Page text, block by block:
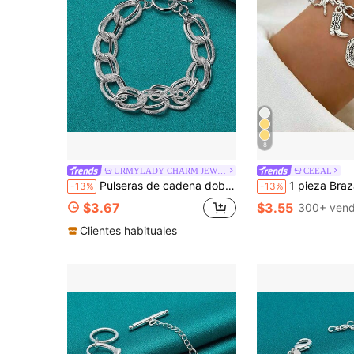
URMYLADY CHARM JEWELRY
-13% Pulseras de cadena doble retorcida chapadas en plata 925 hermosas para mujer, accesorios de moda para fiesta, boda, joyería, regalos de vacaciones
$3.67
Clientes habituales
8
CEEAL
-13% 1 pieza Brazalete de cadena de acero inoxidable con dije
$3.55 300+